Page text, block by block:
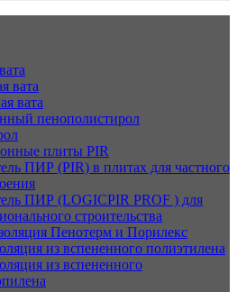
вата
вата
пенополистирол
плиты PIR
ПИР (PIR) в плитах для частного
ПИР (LOGICPIR PROF ) для
строительства
Пенотерм и Порилекс
из вспененного полиэтилена
из вспененного